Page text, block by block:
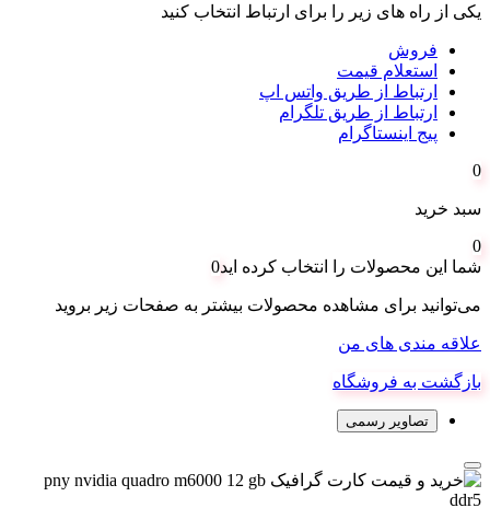
یکی از راه های زیر را برای ارتباط انتخاب کنید
فروش
استعلام قیمت
ارتباط از طریق واتس اپ
ارتباط از طریق تلگرام
پیج اینستاگرام
0
سبد خرید
0
شما این محصولات را انتخاب کرده اید0
می‌توانید برای مشاهده محصولات بیشتر به صفحات زیر بروید
علاقه مندی های من
بازگشت به فروشگاه
تصاویر رسمی